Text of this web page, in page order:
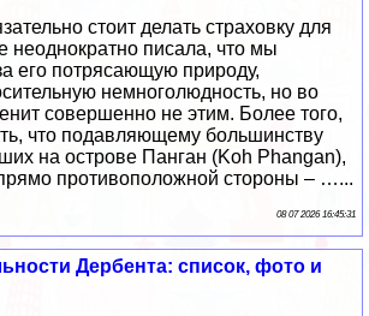
стоит делать страховку для
неоднократно писала, что мы
его потрясающую природу,
немноголюдность, но во
совершенно не этим. Более того,
что подавляющему большинству
на острове Панган (Koh Phangan),
противоположной стороны – …...
08 07 2026 16:45:31
Дербента: список, фото и